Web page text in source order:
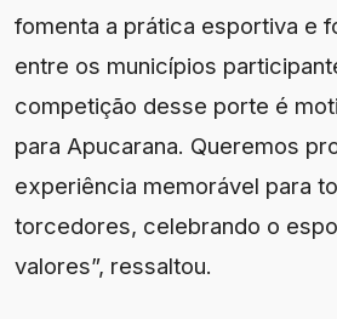
fomenta a prática esportiva e
entre os municípios
competição desse porte é
para Apucarana. Queremos
experiência memorável para
torcedores, celebrando o
valores”, ressaltou.